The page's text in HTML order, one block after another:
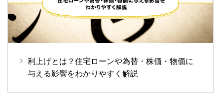
利上げとは？住宅ローンや為替・株価・物価に
与える影響をわかりやすく解説